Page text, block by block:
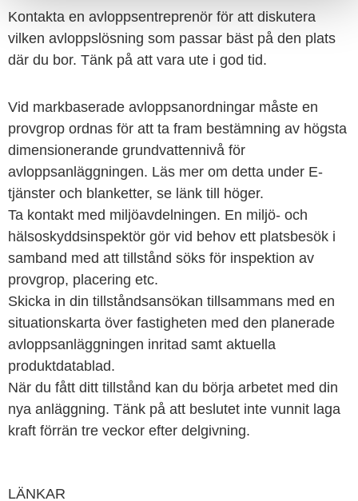
Kontakta en avloppsentreprenör för att diskutera
vilken avloppslösning som passar bäst på den plats
där du bor. Tänk på att vara ute i god tid.
Vid markbaserade avloppsanordningar måste en
provgrop ordnas för att ta fram bestämning av högsta
dimensionerande grundvattennivå för
avloppsanläggningen. Läs mer om detta under E-
tjänster och blanketter, se länk till höger.
Ta kontakt med miljöavdelningen. En miljö- och
hälsoskyddsinspektör gör vid behov ett platsbesök i
samband med att tillstånd söks för inspektion av
provgrop, placering etc.
Skicka in din tillståndsansökan tillsammans med en
situationskarta över fastigheten med den planerade
avloppsanläggningen inritad samt aktuella
produktdatablad.
När du fått ditt tillstånd kan du börja arbetet med din
nya anläggning. Tänk på att beslutet inte vunnit laga
kraft förrän tre veckor efter delgivning.
LÄNKAR